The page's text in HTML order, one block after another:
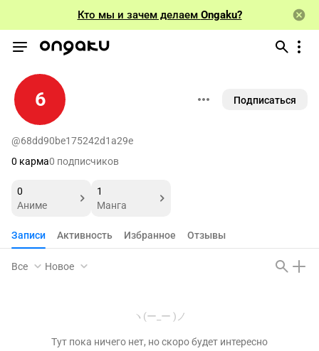
Кто мы и зачем делаем Ongaku?
6 Подписаться
@68dd90be175242d1a29e
0 карма0 подписчиков
0
Аниме
1
Манга
Записи Активность Избранное Отзывы
Все Новое
ヽ(ー_ー )ノ
Тут пока ничего нет, но скоро будет интересно